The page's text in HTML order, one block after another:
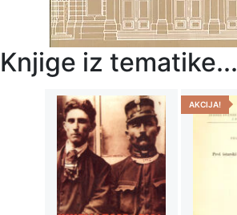
Knjige iz tematike...
AKCIJA!